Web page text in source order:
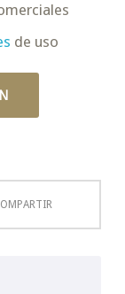
de uso